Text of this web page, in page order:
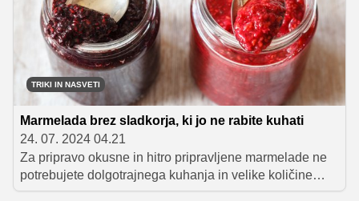
TRIKI IN NASVETI
Marmelada brez sladkorja, ki jo ne rabite kuhati
24. 07. 2024 04.21
Za pripravo okusne in hitro pripravljene marmelade ne
potrebujete dolgotrajnega kuhanja in velike količine
sladkorja. Pretlačenemu sadju preprosto samo dodajte